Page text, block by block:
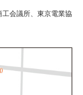
会議所、東京電業協